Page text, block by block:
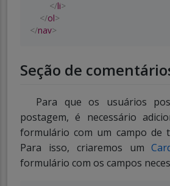
</li>
</ol>
</nav>
Seção de
Para que os usuários
postagem, é necessário
formulário com um campo de
Para isso, criaremos um
formulário com os campos